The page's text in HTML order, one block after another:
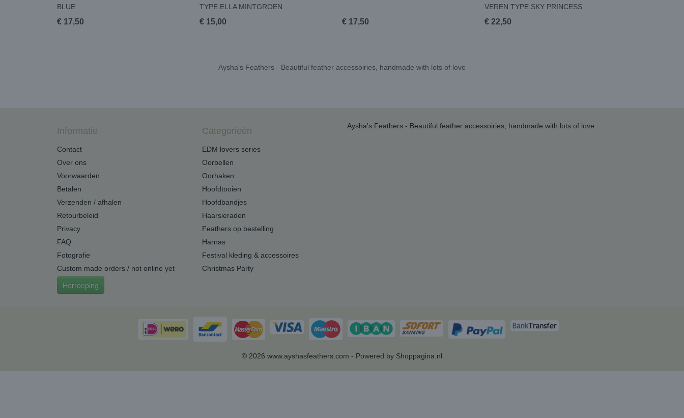
BLUE
€ 17,50
TYPE ELLA MINTGROEN
€ 15,00 € 17,50
VEREN TYPE SKY PRINCESS
€ 22,50
Aysha's Feathers - Beautiful feather accessoiries, handmade with lots of love
Informatie
Contact
Over ons
Voorwaarden
Betalen
Verzenden / afhalen
Retourbeleid
Privacy
FAQ
Fotografie
Custom made orders / not online yet
Herroeping
Categorieën
EDM lovers series
Oorbellen
Oorhaken
Hoofdtooien
Hoofdbandjes
Haarsieraden
Feathers op bestelling
Harnas
Festival kleding & accessoires
Christmas Party
Aysha's Feathers - Beautiful feather accessoiries, handmade with lots of love
© 2026 www.ayshasfeathers.com - Powered by Shoppagina.nl